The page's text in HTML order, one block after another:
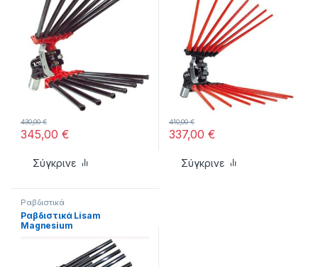
345,00€
430,00€
Σύγκρινε
337,00€
410,00€
Σύγκρινε
Ραβδιστικά
Ραβδιστικά Lisam
Magnesium